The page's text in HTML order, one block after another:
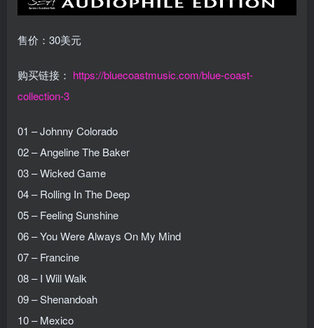
售价：30美元
购买链接： https://bluecoastmusic.com/blue-coast-
collection-3
01 – Johnny Colorado
02 – Angeline The Baker
03 – Wicked Game
04 – Rolling In The Deep
05 – Feeling Sunshine
06 – You Were Always On My Mind
07 – Francine
08 – I Will Walk
09 – Shenandoah
10 – Mexico